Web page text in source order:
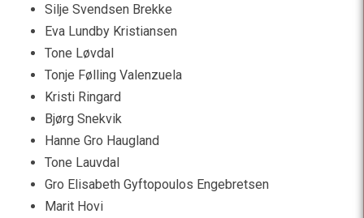
Silje Svendsen Brekke
Eva Lundby Kristiansen
Tone Løvdal
Tonje Følling Valenzuela
Kristi Ringard
Bjørg Snekvik
Hanne Gro Haugland
Tone Lauvdal
Gro Elisabeth Gyftopoulos Engebretsen
Marit Hovi